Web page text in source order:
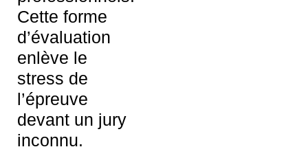
Cette forme
d’évaluation
enlève le
stress de
l’épreuve
devant un jury
inconnu.